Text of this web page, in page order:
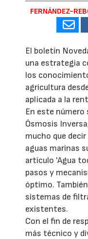
FERNÁNDEZ-
El boletín
una estrategia
los
agricultura
aplicada a la
En este
Ósmosis
mucho que
aguas marinas
artículo 'Agua
pasos y
óptimo.
sistemas de
existentes.
Con el fin de
más técnico y